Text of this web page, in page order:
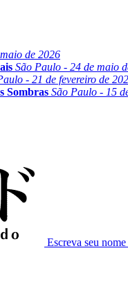
de 2026
São Paulo - 24 de maio
- 21 de fevereiro de
Sombras São Paulo - 15
Escreva seu